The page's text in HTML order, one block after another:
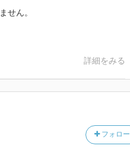
せん。
詳細をみる
フォロー